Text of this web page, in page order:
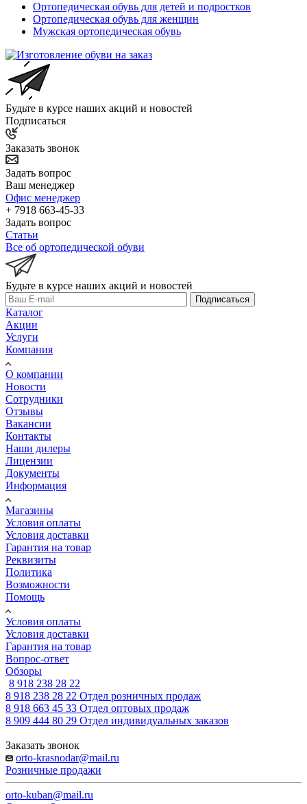
Ортопедическая обувь для детей и подростков
Ортопедическая обувь для женщин
Мужская ортопедическая обувь
Будьте в курсе наших акций и новостей
Подписаться
Заказать звонок
Задать вопрос
Ваш менеджер
Офис менеджер
+ 7918 663-45-33
Задать вопрос
Статьи
Все об ортопедической обуви
Будьте в курсе наших акций и новостей
Подписаться
Каталог
Акции
Услуги
Компания
О компании
Новости
Сотрудники
Отзывы
Вакансии
Контакты
Наши дилеры
Лицензии
Документы
Информация
Магазины
Условия оплаты
Условия доставки
Гарантия на товар
Реквизиты
Политика
Возможности
Помощь
Условия оплаты
Условия доставки
Гарантия на товар
Вопрос-ответ
Обзоры
8 918 238 28 22
8 918 238 28 22 Отдел розничных продаж
8 918 663 45 33 Отдел оптовых продаж
8 909 444 80 29 Отдел индивидуальных заказов
Заказать звонок
orto-krasnodar@mail.ru
Розничные продажи
orto-kuban@mail.ru